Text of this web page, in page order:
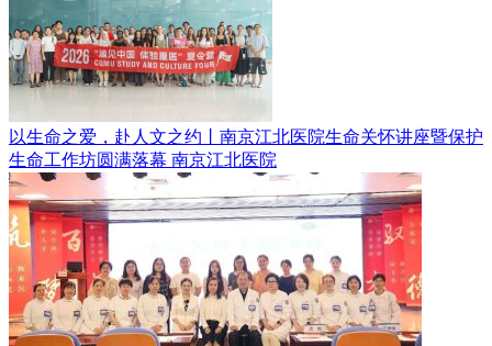
以生命之爱，赴人文之约丨南京江北医院生命关怀讲座暨保护
生命工作坊圆满落幕 南京江北医院